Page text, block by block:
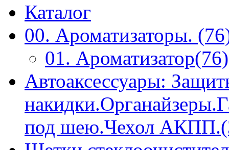
Каталог
00. Ароматизаторы.
01. Ароматизатор(76)
Автоаксессуары:
под шею.Чехол